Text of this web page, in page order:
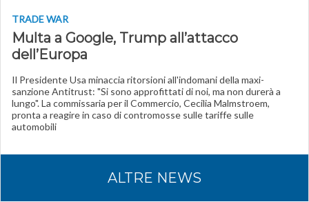
TRADE WAR
Multa a Google, Trump all’attacco
dell’Europa
Il Presidente Usa minaccia ritorsioni all'indomani della maxi-
sanzione Antitrust: "Si sono approfittati di noi, ma non durerà a
lungo". La commissaria per il Commercio, Cecilia Malmstroem,
pronta a reagire in caso di contromosse sulle tariffe sulle
automobili
ALTRE NEWS